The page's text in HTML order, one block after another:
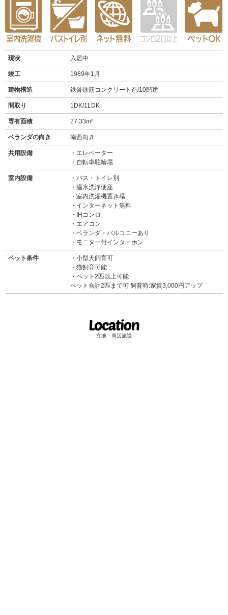
現状 入居中
竣工 1989年1月
建物構造 鉄骨鉄筋コンクリート造/10階建
間取り 1DK/1LDK
専有面積 27.33m²
ベランダの向き 南西向き
共用設備
エレベーター
自転車駐輪場
室内設備
バス・トイレ別
温水洗浄便座
室内洗濯機置き場
インターネット無料
IHコンロ
エアコン
ベランダ・バルコニーあり
モニター付インターホン
ペット条件
小型犬飼育可
猫飼育可能
ペット2匹以上可能
ペット合計2匹まで可 飼育時:家賃3,000円アップ
立地・周辺施設